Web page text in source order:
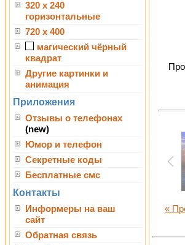
320 x 240
горизонтальные
720 x 400
магический чёрный
квадрат
Другие картинки и
анимация
Приложения
Отзывы о телефонах
(new)
Юмор и телефон
Секретные коды
Бесплатные смс
Контакты
Информеры на ваш
сайт
Обратная связь
«